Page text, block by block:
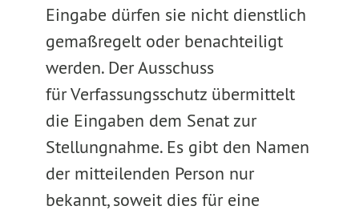
Eingabe dürfen sie nicht dienstlich
gemaßregelt oder benachteiligt
werden. Der Ausschuss
für Verfassungsschutz übermittelt
die Eingaben dem Senat zur
Stellungnahme. Es gibt den Namen
der mitteilenden Person nur
bekannt, soweit dies für eine